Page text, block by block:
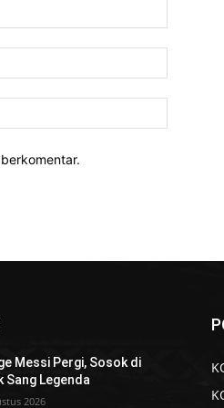
Messi Pergi, Sosok di
Sang Legenda
2026